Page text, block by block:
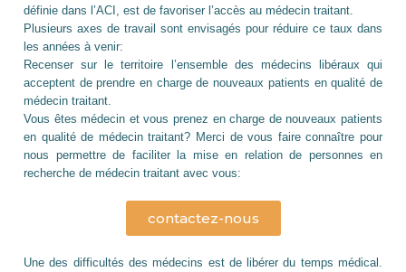
définie dans l’ACI, est de favoriser l’accès au médecin traitant.
Plusieurs axes de travail sont envisagés pour réduire ce taux dans
les années à venir:
Recenser sur le territoire l’ensemble des médecins libéraux qui
acceptent de prendre en charge de nouveaux patients en qualité de
médecin traitant.
Vous êtes médecin et vous prenez en charge de nouveaux patients
en qualité de médecin traitant? Merci de vous faire connaître pour
nous permettre de faciliter la mise en relation de personnes en
recherche de médecin traitant avec vous:
contactez-nous
Une des difficultés des médecins est de libérer du temps médical.